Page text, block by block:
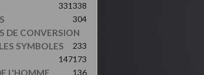
338
331
304
DE CONVERSION
233
SYMBOLES
173
147
L'HOMME 136